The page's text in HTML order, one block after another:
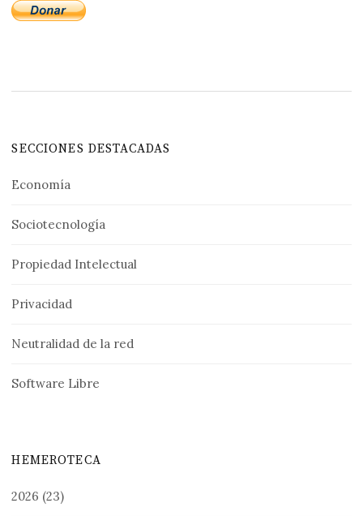
SECCIONES DESTACADAS
Economía
Sociotecnología
Propiedad Intelectual
Privacidad
Neutralidad de la red
Software Libre
HEMEROTECA
2026 (23)